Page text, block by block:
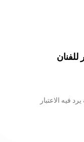
فيه الاعتبار